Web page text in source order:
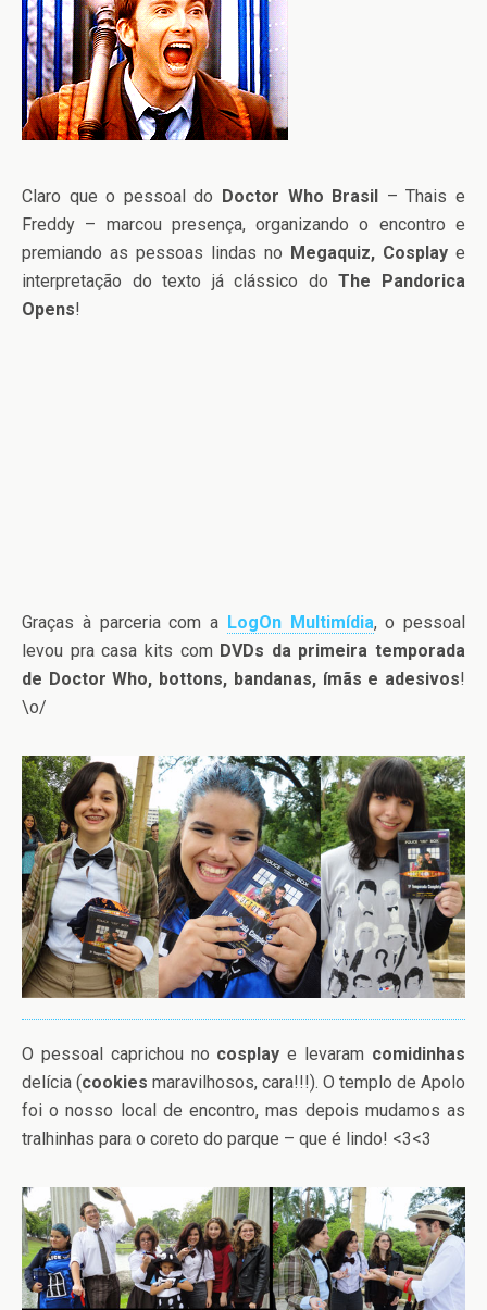
Claro que o pessoal do Doctor Who Brasil – Thais e
Freddy – marcou presença, organizando o encontro e
premiando as pessoas lindas no Megaquiz, Cosplay e
interpretação do texto já clássico doThe Pandorica
Opens!
Graças à parceria com a LogOn Multimídia, o pessoal
levou pra casa kits com DVDs da primeira temporada
de Doctor Who, bottons, bandanas, ímãs e adesivos!
\o/
O pessoal caprichou no cosplay e levaram comidinhas
delícia (cookies maravilhosos, cara!!!). O templo de Apolo
foi o nosso local de encontro, mas depois mudamos as
tralhinhas para o coreto do parque – que é lindo! <3<3